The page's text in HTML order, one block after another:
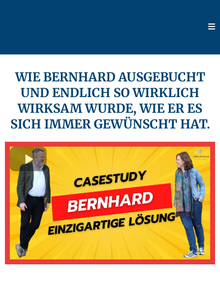
WIE BERNHARD AUSGEBUCHT
UND ENDLICH SO WIRKLICH
WIRKSAM WURDE, WIE ER ES
SICH IMMER GEWÜNSCHT HAT.